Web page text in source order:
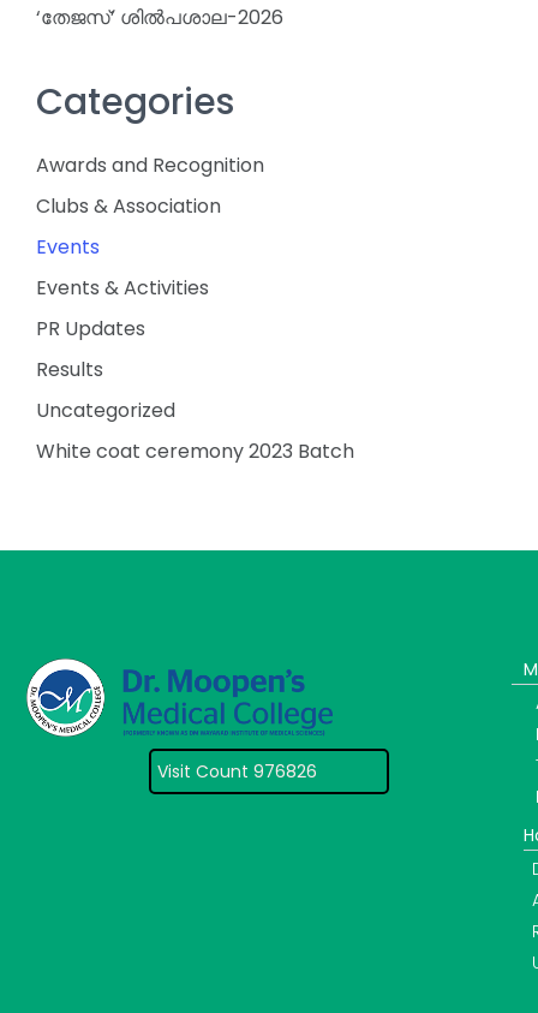
‘തേജസ്’ ശിൽപശാല-2026
Categories
Awards and Recognition
Clubs & Association
Events
Events & Activities
PR Updates
Results
Uncategorized
White coat ceremony 2023 Batch
Visit Count 976826